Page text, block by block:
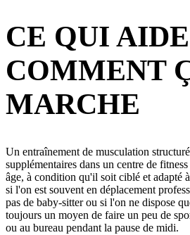
CE QUI
COMMENT
MARCHE
Un entraînement de musculation
supplémentaires dans un centre de
âge, à condition qu'il soit ciblé et adapté
si l'on est souvent en déplacement
pas de baby-sitter ou si l'on ne dispose
toujours un moyen de faire un peu de
ou au bureau pendant la pause de midi.